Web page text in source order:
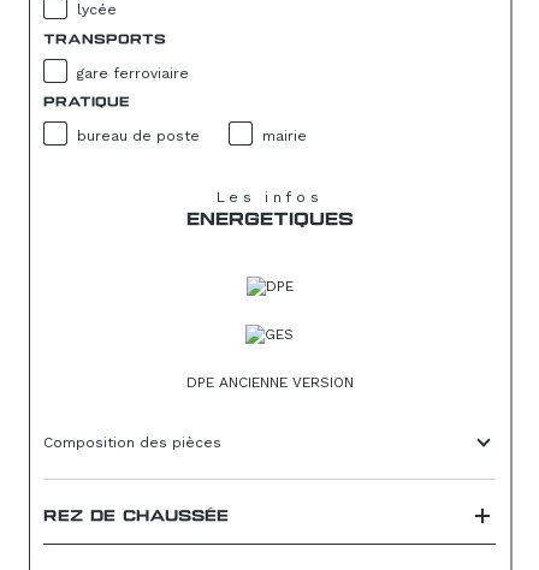
lycée
TRANSPORTS
gare ferroviaire
PRATIQUE
bureau de poste mairie
Les infos
ENERGETIQUES
DPE ANCIENNE VERSION
Composition des pièces
REZ DE CHAUSSÉE